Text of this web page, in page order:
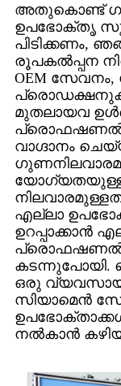
അതുകൊണ്ട്
ഉപഭോക്തൃ
പിടിക്കണം,
രൂപകൽപ്പന
OEM
മുതലായവ
പ്രൊഫഷണൽ
വാഗ്ദാനം
എല്ലാ
ഉറപ്പാക്കാൻ
പ്രൊഫഷണൽ
ഒരു വ്യവസായ
സിയാമെൻ
നൽകാൻ